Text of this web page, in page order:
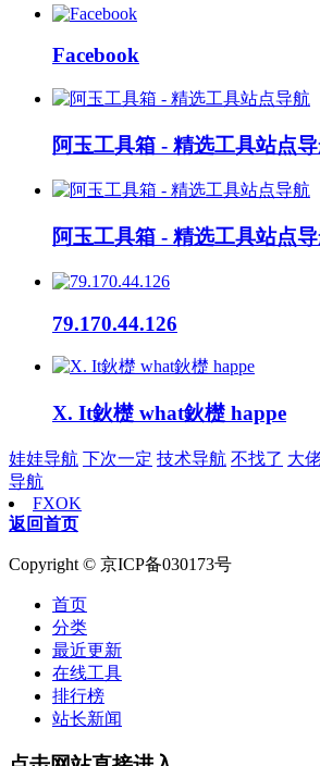
Facebook
阿玉工具箱 - 精选工具站点
阿玉工具箱 - 精选工具站点
79.170.44.126
X. It鈥檚 what鈥檚 happe
娃娃导航 下次一定 技术导航 不找了 大
导航
FXOK
返回首页
Copyright © 京ICP备030173号
首页
分类
最近更新
在线工具
排行榜
站长新闻